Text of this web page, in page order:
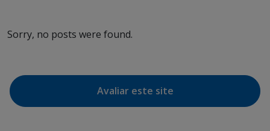
palavra,
assunto…
Sorry, no posts were found.
Avaliar este site